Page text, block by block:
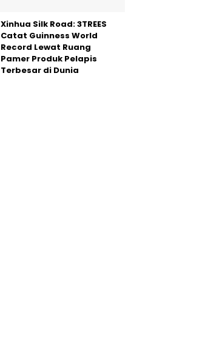
Xinhua Silk Road: 3TREES
Catat Guinness World
Record Lewat Ruang
Pamer Produk Pelapis
Terbesar di Dunia